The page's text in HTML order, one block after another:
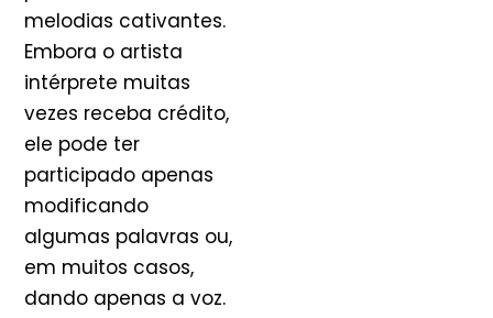
melodias cativantes.
Embora o artista
intérprete muitas
vezes receba crédito,
ele pode ter
participado apenas
modificando
algumas palavras ou,
em muitos casos,
dando apenas a voz.